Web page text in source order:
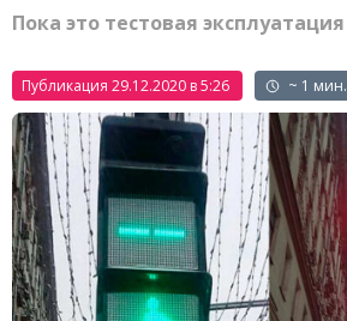
Пока это тестовая эксплуатация
Публикация 29.12.2020 в 5:26 ~ 1 мин.